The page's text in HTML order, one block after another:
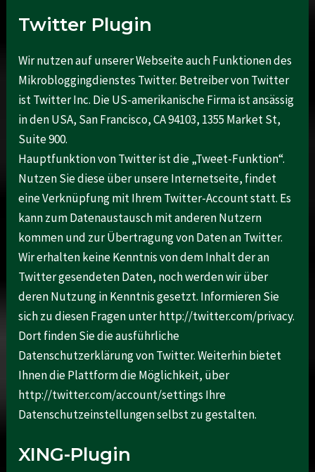
Twitter Plugin
Wir nutzen auf unserer Webseite auch Funktionen des
Mikrobloggingdienstes Twitter. Betreiber von Twitter
ist Twitter Inc. Die US-amerikanische Firma ist ansässig
in den USA, San Francisco, CA 94103, 1355 Market St,
Suite 900.
Hauptfunktion von Twitter ist die „Tweet-Funktion“.
Nutzen Sie diese über unsere Internetseite, findet
eine Verknüpfung mit Ihrem Twitter-Account statt. Es
kann zum Datenaustausch mit anderen Nutzern
kommen und zur Übertragung von Daten an Twitter.
Wir erhalten keine Kenntnis von dem Inhalt der an
Twitter gesendeten Daten, noch werden wir über
deren Nutzung in Kenntnis gesetzt. Informieren Sie
sich zu diesen Fragen unter http://twitter.com/privacy.
Dort finden Sie die ausführliche
Datenschutzerklärung von Twitter. Weiterhin bietet
Ihnen die Plattform die Möglichkeit, über
http://twitter.com/account/settings Ihre
Datenschutzeinstellungen selbst zu gestalten.
XING-Plugin